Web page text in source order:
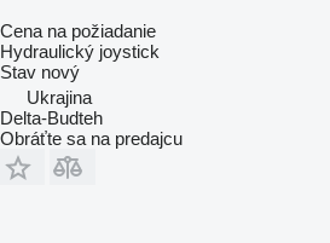
Cena na požiadanie
Hydraulický joystick
Stav nový
Ukrajina
Delta-Budteh
Obráťte sa na predajcu